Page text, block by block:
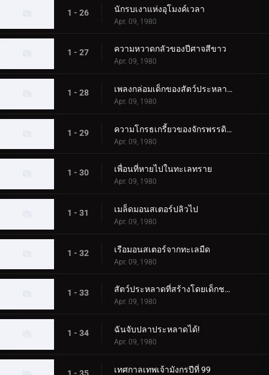
1 - 26 นักรบเงาแห่งอุโมงค์เวลา
Apr. 09, 1980
1 - 27 ความหวาดกลัวของปีศาจสีขาว
Apr. 09, 1980
1 - 28 เพลงกล่อมเด็กของสัตว์ประหลาดนกอพยพ
Apr. 09, 1980
1 - 29 ความโกรธเกรี้ยวของจักรพรรดิปีศาจ
Apr. 09, 1980
1 - 30 เพื่อนที่หายไปในทะเลทราย
Apr. 09, 1980
1 - 31 เมล็ดมอนสเตอร์ปลิวไป
Apr. 09, 1980
1 - 32 เรือมอนสเตอร์จากทะเลมืด
Apr. 09, 1980
1 - 33 สัตว์ประหลาดที่สร้างโดยเด็กชาย
Apr. 09, 1980
1 - 34 ฉันจับปลาประหลาดได้!
Apr. 09, 1980
เทศกาลเทพเจ้ามังกรปีที่ 99